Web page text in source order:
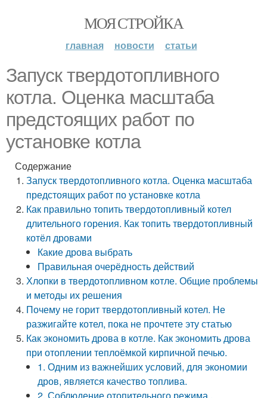
МОЯ СТРОЙКА
главная новости статьи
Запуск твердотопливного
котла. Оценка масштаба
предстоящих работ по
установке котла
Содержание
Запуск твердотопливного котла. Оценка масштаба
предстоящих работ по установке котла
Как правильно топить твердотопливный котел
длительного горения. Как топить твердотопливный
котёл дровами
Какие дрова выбрать
Правильная очерёдность действий
Хлопки в твердотопливном котле. Общие проблемы
и методы их решения
Почему не горит твердотопливный котел. Не
разжигайте котел, пока не прочтете эту статью
Как экономить дрова в котле. Как экономить дрова
при отоплении теплоёмкой кирпичной печью.
1. Одним из важнейших условий, для экономии
дров, является качество топлива.